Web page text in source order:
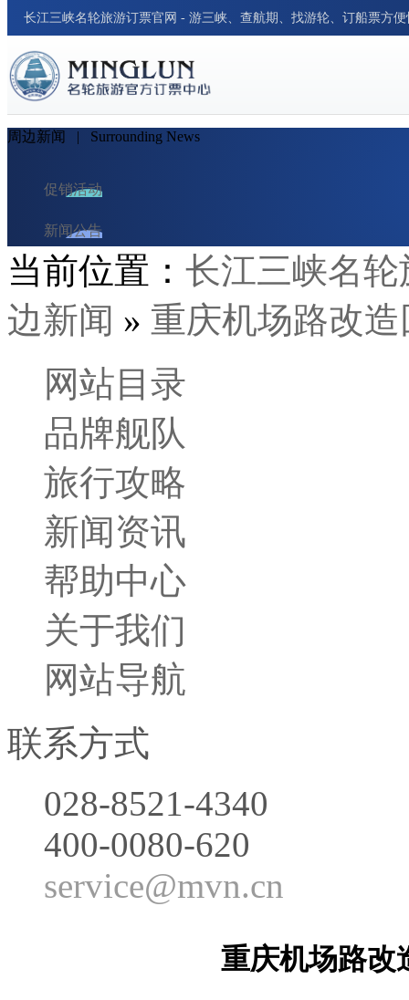
长江三峡名轮旅游订票官网 - 游三峡、查航期、找游轮、订船票方
周边新闻 | Surrounding News
促销活动
新闻公告
游轮资讯
周边新闻
当前位置： 长江三峡名
边新闻 » 重庆机场路改
网站目录
品牌舰队
旅行攻略
新闻资讯
帮助中心
关于我们
网站导航
联系方式
028-8521-4340
400-0080-620
service@mvn.cn
重庆机场路改